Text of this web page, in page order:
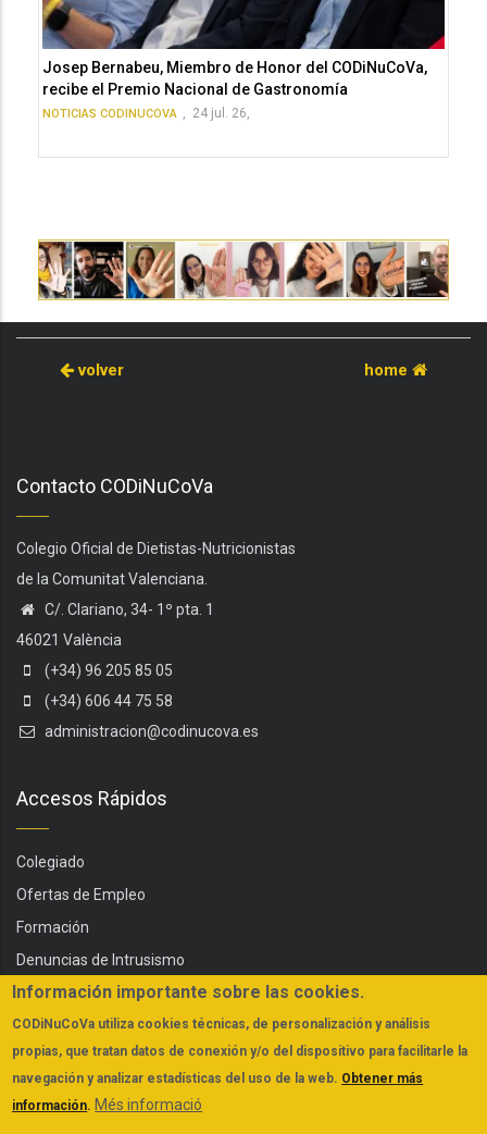
Josep Bernabeu, Miembro de Honor del CODiNuCoVa,
recibe el Premio Nacional de Gastronomía
NOTICIAS CODINUCOVA 24 jul. 26,
volver home
Contacto CODiNuCoVa
Colegio Oficial de Dietistas-Nutricionistas
de la Comunitat Valenciana.
C/. Clariano, 34- 1º pta. 1
46021 València
(+34) 96 205 85 05
(+34) 606 44 75 58
administracion@codinucova.es
Accesos Rápidos
Colegiado
Ofertas de Empleo
Formación
Denuncias de Intrusismo
Servicios
Actualidad
FAQs
Información importante sobre las cookies.
CODiNuCoVa utiliza cookies técnicas, de personalización y análisis
propias, que tratan datos de conexión y/o del dispositivo para facilitarle la
navegación y analizar estadísticas del uso de la web. Obtener más
información. Més informació